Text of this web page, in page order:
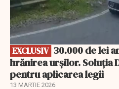
EXCLUSIV
hrănirea urșilor. Soluția
pentru aplicarea legii
13 MARTIE 2026